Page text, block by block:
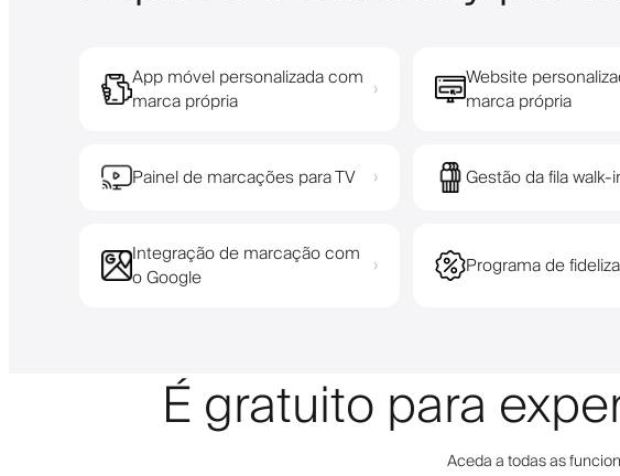
App móvel personalizada com
marca própria
›
Website
marca própria
Painel de marcações para TV › Gestão da fila walk-
Integração de marcação com
o Google
› Programa de
É gratuito para
Aceda a todas as